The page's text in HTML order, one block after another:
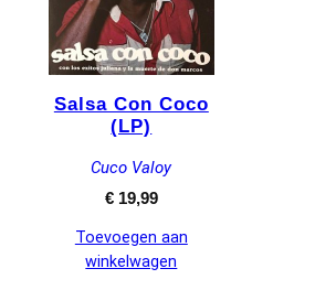
Salsa Con Coco
(LP)
Cuco Valoy
€19,99
Toevoegen aan
winkelwagen